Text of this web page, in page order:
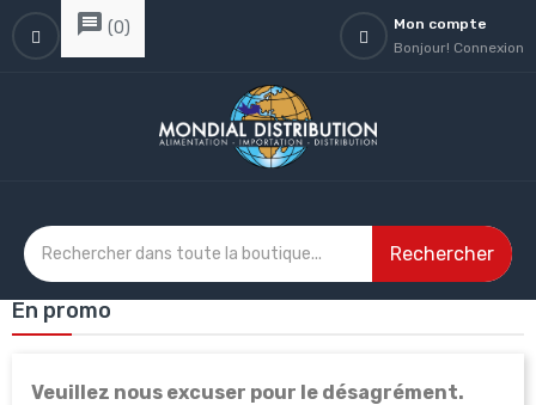
message (0)
Mon compte
Bonjour! Connexion
Rechercher
En promo
Veuillez nous excuser pour le désagrément.